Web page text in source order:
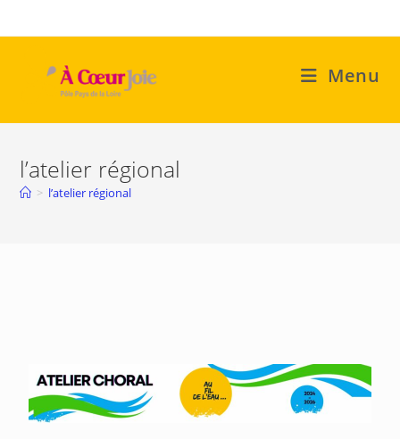
Menu
l’atelier régional
> l’atelier régional